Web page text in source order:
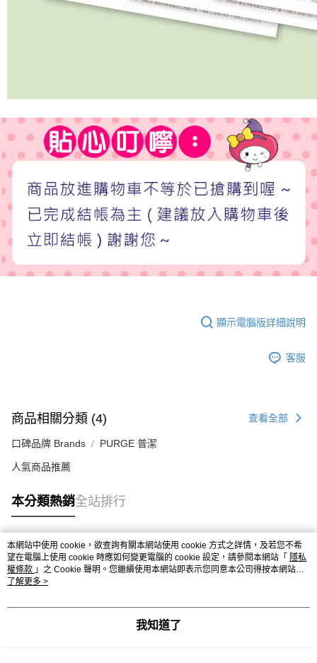
顯示電腦版詳細說明
客服
商品相關分類 (4) 查看全部
口碑品牌 Brands PURGE 普潔
人氣商品推薦
本分類熱銷全站排行
熱門標籤
本網站中使用 cookie，欲查詢有關本網站使用 cookie 方式之詳情，及若您不希
望在電腦上使用 cookie 時應如何變更電腦的 cookie 設定，請參閱本網站「 隱私
權條款 」之 Cookie 聲明。您繼續使用本網站即表示您同意本公司得按本網站使
用條款之 Cookie 聲明使用 cookie。
了解更多 >
我知道了